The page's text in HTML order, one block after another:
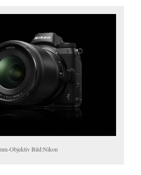
Objektiv Bild:Nikon